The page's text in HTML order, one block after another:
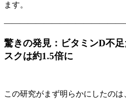
ます。
驚きの発見：ビタミンD不
スクは約1.5倍に
この研究がまず明らかにしたの